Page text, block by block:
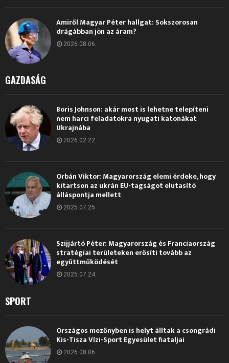
Amiről Magyar Péter hallgat: Sokszorosan
drágábban jön az áram?
2026.08.06.
GAZDASÁG
Boris Johnson: akár most is lehetne telepíteni
nem harci feladatokra nyugati katonákat
Ukrajnába
2026.02.22.
Orbán Viktor: Magyarország elemi érdeke, hogy
kitartson az ukrán EU-tagságot elutasító
álláspontja mellett
2025.07.25.
Szijjártó Péter: Magyarország és Franciaország
stratégiai területeken erősíti tovább az
együttműködését
2025.07.24.
SPORT
Országos mezőnyben is helyt álltak a csongrádi
Kis-Tisza Vízi-Sport Egyesület fiataljai
2026.08.06.